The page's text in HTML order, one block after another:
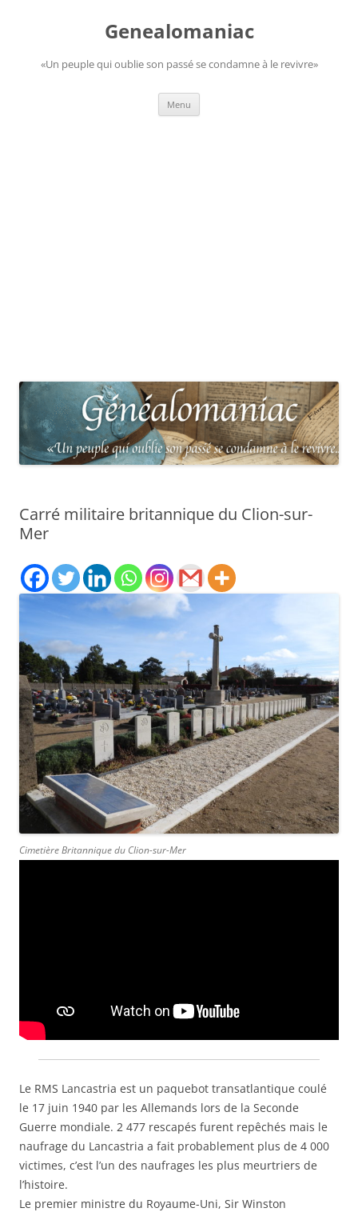
Genealomaniac
«Un peuple qui oublie son passé se condamne à le revivre»
Menu
Carré militaire britannique du Clion-sur-
Mer
Cimetière Britannique du Clion-sur-Mer
Le RMS Lancastria est un paquebot transatlantique coulé
le 17 juin 1940 par les Allemands lors de la Seconde
Guerre mondiale. 2 477 rescapés furent repêchés mais le
naufrage du Lancastria a fait probablement plus de 4 000
victimes, c’est l’un des naufrages les plus meurtriers de
l’histoire.
Le premier ministre du Royaume-Uni, Sir Winston